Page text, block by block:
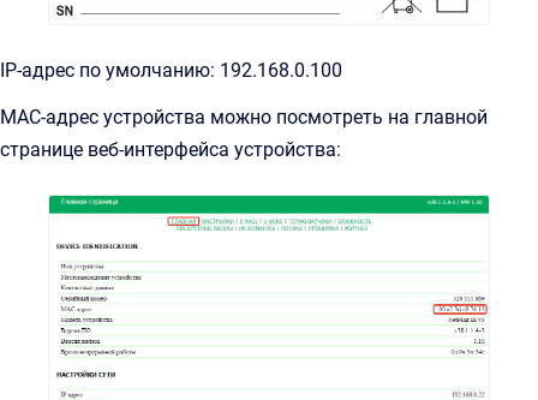
IP-адрес по умолчанию: 192.168.0.100
MAC-адрес устройства можно посмотреть на главной
странице веб-интерфейса устройства: